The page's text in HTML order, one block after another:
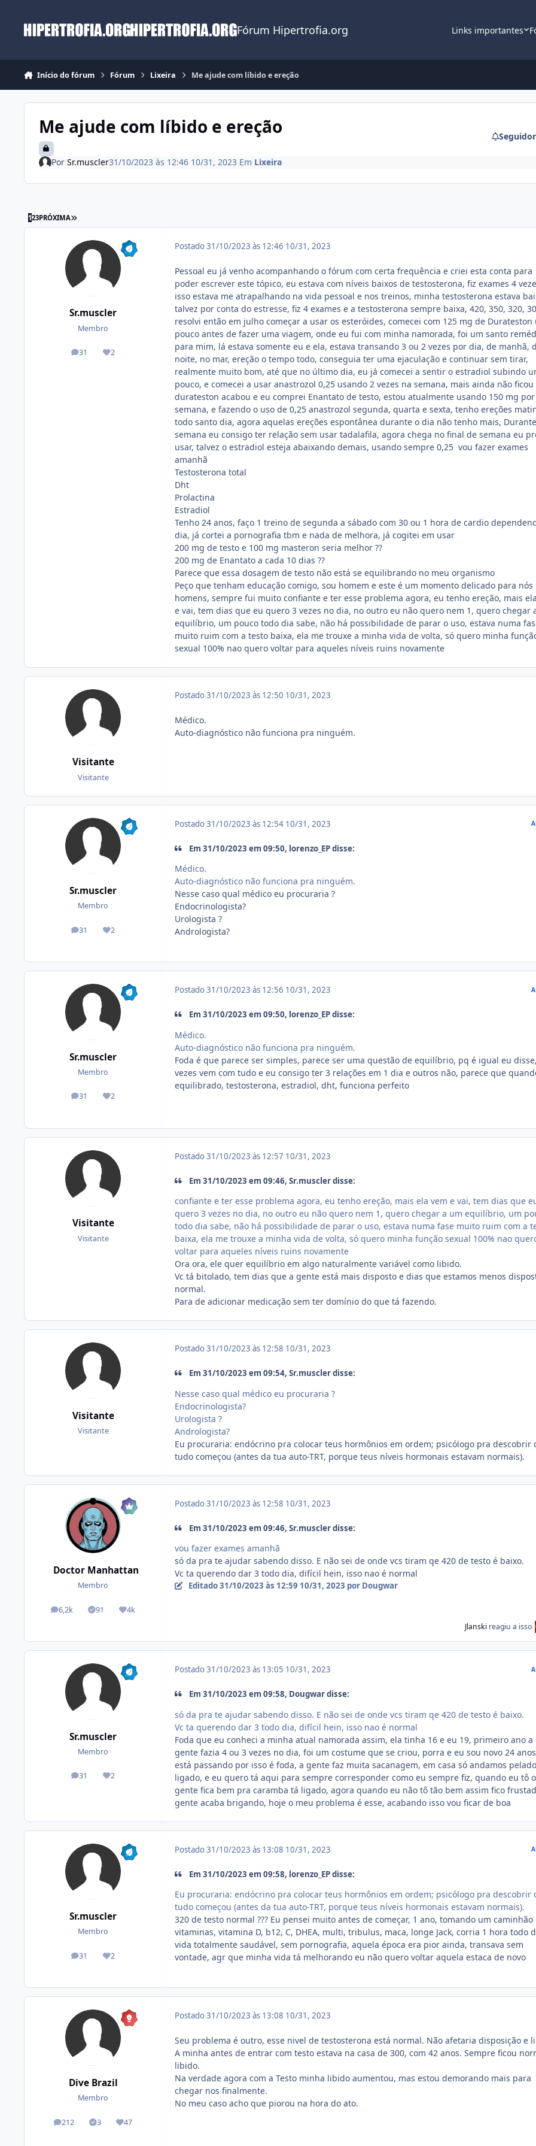
Fórum Hipertrofia.org Links importantes
Início do fórum Fórum Lixeira Me ajude com líbido e ereção
Me ajude com líbido e ereção
Por Sr.muscler31/10/2023 às 12:46 10/31, 2023 Em Lixeira
123PRÓXIMA ÚLTIMA PÁGINA
Sr.muscler
Membro
31
posts 2
Reputação
Postado31/10/2023 às 12:46 10/31, 2023
Pessoal eu já venho acompanhando o fórum com certa frequência e criei esta conta para
poder escrever este tópico, eu estava com níveis baixos de testosterona, fiz exames 4
isso estava me atrapalhando na vida pessoal e nos treinos, minha testosterona estava
talvez por conta do estresse, fiz 4 exames e a testosterona sempre baixa, 420, 350, 320,
resolvi então em julho começar a usar os esteróides, comecei com 125 mg de Durateston
pouco antes de fazer uma viagem, onde eu fui com minha namorada, foi um santo
para mim, lá estava somente eu e ela, estava transando 3 ou 2 vezes por dia, de manhã,
noite, no mar, ereção o tempo todo, conseguia ter uma ejaculação e continuar sem tirar,
realmente muito bom, até que no último dia, eu já comecei a sentir o estradiol subindo
pouco, e comecei a usar anastrozol 0,25 usando 2 vezes na semana, mais ainda não
durateston acabou e eu comprei Enantato de testo, estou atualmente usando 150 mg por
semana, e fazendo o uso de 0,25 anastrozol segunda, quarta e sexta, tenho ereções
todo santo dia, agora aquelas ereções espontânea durante o dia não tenho mais,
semana eu consigo ter relação sem usar tadalafila, agora chega no final de semana eu
usar, talvez o estradiol esteja abaixando demais, usando sempre 0,25 vou fazer exames
amanhã
Testosterona total
Dht
Prolactina
Estradiol
Tenho 24 anos, faço 1 treino de segunda a sábado com 30 ou 1 hora de cardio
dia, já cortei a pornografia tbm e nada de melhora, já cogitei em usar
200 mg de testo e 100 mg masteron seria melhor ??
200 mg de Enantato a cada 10 dias ??
Parece que essa dosagem de testo não está se equilibrando no meu organismo
Peço que tenham educação comigo, sou homem e este é um momento delicado para nós
homens, sempre fui muito confiante e ter esse problema agora, eu tenho ereção, mais
e vai, tem dias que eu quero 3 vezes no dia, no outro eu não quero nem 1, quero chegar
equilíbrio, um pouco todo dia sabe, não há possibilidade de parar o uso, estava numa
muito ruim com a testo baixa, ela me trouxe a minha vida de volta, só quero minha
sexual 100% nao quero voltar para aqueles níveis ruins novamente
Visitante
Visitante
Postado31/10/2023 às 12:50 10/31, 2023
Médico.
Auto-diagnóstico não funciona pra ninguém.
Sr.muscler
Membro
31
posts 2
Reputação
Postado31/10/2023 às 12:54 10/31, 2023
Em 31/10/2023 em 09:50, lorenzo_EP disse:
Médico.
Auto-diagnóstico não funciona pra ninguém.
Nesse caso qual médico eu procuraria ?
Endocrinologista?
Urologista ?
Andrologista?
Sr.muscler
Membro
31
posts 2
Reputação
Postado31/10/2023 às 12:56 10/31, 2023
Em 31/10/2023 em 09:50, lorenzo_EP disse:
Médico.
Auto-diagnóstico não funciona pra ninguém.
Foda é que parece ser simples, parece ser uma questão de equilíbrio, pq é igual eu
vezes vem com tudo e eu consigo ter 3 relações em 1 dia e outros não, parece que
equilibrado, testosterona, estradiol, dht, funciona perfeito
Visitante
Visitante
Postado31/10/2023 às 12:57 10/31, 2023
Em 31/10/2023 em 09:46, Sr.muscler disse:
confiante e ter esse problema agora, eu tenho ereção, mais ela vem e vai, tem dias que
quero 3 vezes no dia, no outro eu não quero nem 1, quero chegar a um equilíbrio, um
todo dia sabe, não há possibilidade de parar o uso, estava numa fase muito ruim com a
baixa, ela me trouxe a minha vida de volta, só quero minha função sexual 100% nao
voltar para aqueles níveis ruins novamente
Ora ora, ele quer equilíbrio em algo naturalmente variável como libido.
Vc tá bitolado, tem dias que a gente está mais disposto e dias que estamos menos
normal.
Para de adicionar medicação sem ter domínio do que tá fazendo.
Visitante
Visitante
Postado31/10/2023 às 12:58 10/31, 2023
Em 31/10/2023 em 09:54, Sr.muscler disse:
Nesse caso qual médico eu procuraria ?
Endocrinologista?
Urologista ?
Andrologista?
Eu procuraria: endócrino pra colocar teus hormônios em ordem; psicólogo pra descobrir
tudo começou (antes da tua auto-TRT, porque teus níveis hormonais estavam normais).
Doctor Manhattan
Membro
6,2k
posts 91
Tópicos solucionados
4k
Reputação
Postado31/10/2023 às 12:58 10/31, 2023
Em 31/10/2023 em 09:46, Sr.muscler disse:
vou fazer exames amanhã
só da pra te ajudar sabendo disso. E não sei de onde vcs tiram qe 420 de testo é baixo.
Vc ta querendo dar 3 todo dia, difícil hein, isso nao é normal
Editado31/10/2023 às 12:59 10/31, 2023 por Dougwar
Jlanskireagiu a isso
Sr.muscler
Membro
31
posts 2
Reputação
Postado31/10/2023 às 13:05 10/31, 2023
Em 31/10/2023 em 09:58, Dougwar disse:
só da pra te ajudar sabendo disso. E não sei de onde vcs tiram qe 420 de testo é baixo.
Vc ta querendo dar 3 todo dia, difícil hein, isso nao é normal
Foda que eu conheci a minha atual namorada assim, ela tinha 16 e eu 19, primeiro ano a
gente fazia 4 ou 3 vezes no dia, foi um costume que se criou, porra e eu sou novo 24
está passando por isso é foda, a gente faz muita sacanagem, em casa só andamos
ligado, e eu quero tá aqui para sempre corresponder como eu sempre fiz, quando eu tô
gente fica bem pra caramba tá ligado, agora quando eu não tô tão bem assim fico
gente acaba brigando, hoje o meu problema é esse, acabando isso vou ficar de boa
Sr.muscler
Membro
31
posts 2
Reputação
Postado31/10/2023 às 13:08 10/31, 2023
Em 31/10/2023 em 09:58, lorenzo_EP disse:
Eu procuraria: endócrino pra colocar teus hormônios em ordem; psicólogo pra descobrir
tudo começou (antes da tua auto-TRT, porque teus níveis hormonais estavam normais).
320 de testo normal ??? Eu pensei muito antes de começar, 1 ano, tomando um caminhão
vitaminas, vitamina D, b12, C, DHEA, multi, tribulus, maca, longe Jack, corria 1 hora todo
vida totalmente saudável, sem pornografia, aquela época era pior ainda, transava sem
vontade, agr que minha vida tá melhorando eu não quero voltar aquela estaca de novo
Dive Brazil
Membro
212
posts 3
Tópicos solucionados
47
Reputação
Postado31/10/2023 às 13:08 10/31, 2023
Seu problema é outro, esse nivel de testosterona está normal. Não afetaria disposição e
A minha antes de entrar com testo estava na casa de 300, com 42 anos. Sempre ficou
libido.
Na verdade agora com a Testo minha libido aumentou, mas estou demorando mais para
chegar nos finalmente.
No meu caso acho que piorou na hora do ato.